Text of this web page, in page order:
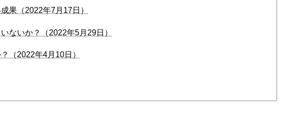
（2022年7月17日）
いか？（2022年5月29日）
（2022年4月10日）